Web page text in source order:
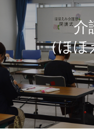
介
（ほほ